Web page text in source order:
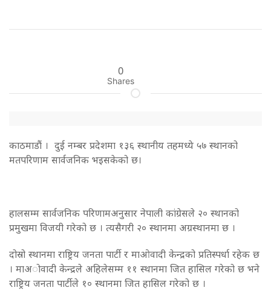
0
Shares
काठमाडाैं । दुई नम्बर प्रदेशमा १३६ स्थानीय तहमध्ये ५७ स्थानको
मतपरिणाम सार्वजनिक भइसकेको छ।
हालसम्म सार्वजनिक परिणामअनुसार नेपाली कांग्रेसले २० स्थानको
प्रमुखमा विजयी गरेको छ । त्यसैगरी २० स्थानमा अग्रस्थानमा छ ।
दोस्रो स्थानमा राष्ट्रिय जनता पार्टी र माओवादी केन्द्रको प्रतिस्पर्धा रहेक छ
। माअोवादी केन्द्रले अहिलेसम्म ११ स्थानमा जित हासिल गरेको छ भने
राष्ट्रिय जनता पार्टीले १० स्थानमा जित हासिल गरेको छ ।